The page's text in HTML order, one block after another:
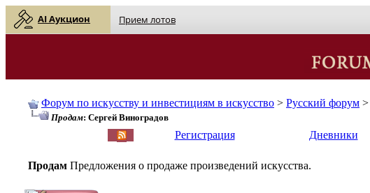
AI Аукцион Прием лотов
Форум по искусству и инвестициям в искусство > Русский форум >
Продам: Сергей Виноградов
Регистрация Дневники
Продам Предложения о продаже произведений искусства.